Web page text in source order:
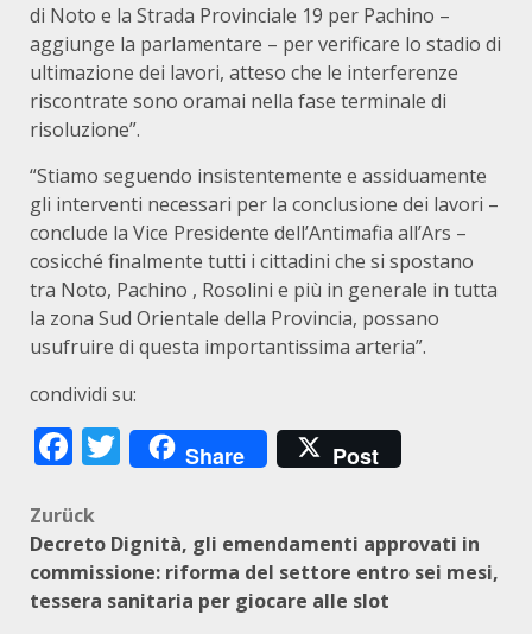
di Noto e la Strada Provinciale 19 per Pachino –
aggiunge la parlamentare – per verificare lo stadio di
ultimazione dei lavori, atteso che le interferenze
riscontrate sono oramai nella fase terminale di
risoluzione”.
“Stiamo seguendo insistentemente e assiduamente
gli interventi necessari per la conclusione dei lavori –
conclude la Vice Presidente dell’Antimafia all’Ars –
cosicché finalmente tutti i cittadini che si spostano
tra Noto, Pachino , Rosolini e più in generale in tutta
la zona Sud Orientale della Provincia, possano
usufruire di questa importantissima arteria”.
condividi su:
Facebook
Twitter
Share Post
Beitragsnavigation
Zurück
Decreto Dignità, gli emendamenti approvati in
commissione: riforma del settore entro sei mesi,
tessera sanitaria per giocare alle slot